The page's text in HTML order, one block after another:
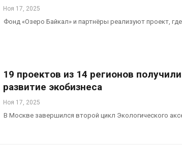
Ноя 17, 2025
Фонд «Озеро Байкал» и партнёры реализуют проект,
19 проектов из 14 регионов
развитие экобизнеса
Ноя 17, 2025
В Москве завершился второй цикл Экологического